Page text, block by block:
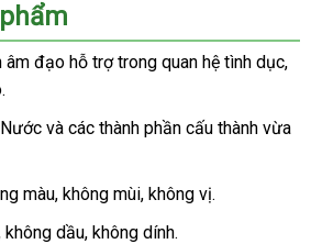
đạo hỗ trợ trong quan hệ tình dục,
và các thành phần cấu thành vừa
màu, không mùi, không vị.
dầu, không dính.